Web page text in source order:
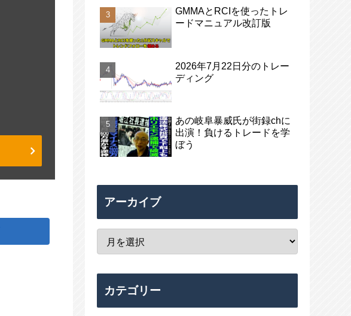
GMMAとRCIを使ったトレ
ードマニュアル改訂版
2026年7月22日分のトレー
ディング
あの岐阜暴威氏が街録chに
出演！負けるトレードを学
ぼう
アーカイブ
カテゴリー